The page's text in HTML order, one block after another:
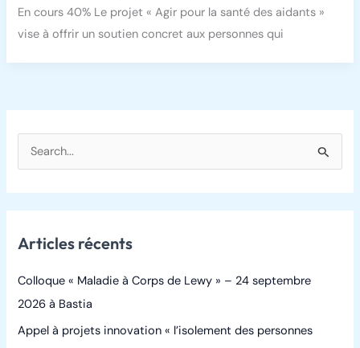
En cours 40% Le projet « Agir pour la santé des aidants »
vise à offrir un soutien concret aux personnes qui
e
Articles récents
Colloque « Maladie à Corps de Lewy » – 24 septembre
2026 à Bastia
Appel à projets innovation « l’isolement des personnes